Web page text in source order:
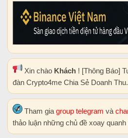
Xin chào Khách ! [Thông Báo]
đàn Crypto4me Chia Sẻ Doanh
Tham gia group telegram và
thảo luận những chủ đề xoay quanh